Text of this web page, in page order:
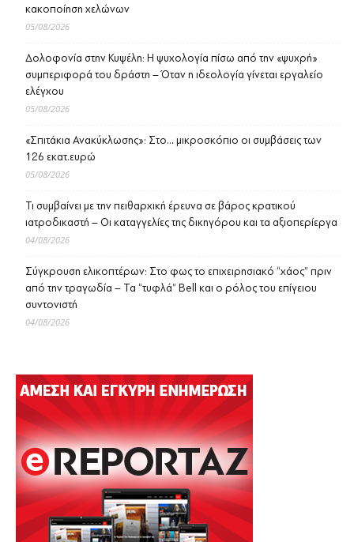
κακοποίηση χελώνων
05/08/2026
Δολοφονία στην Κυψέλη: Η ψυχολογία πίσω από την «ψυχρή»
συμπεριφορά του δράστη – Όταν η ιδεολογία γίνεται εργαλείο
ελέγχου
05/08/2026
«Σπιτάκια Ανακύκλωσης»: Στο… μικροσκόπιο οι συμβάσεις των
126 εκατ.ευρώ
05/08/2026
Τι συμβαίνει με την πειθαρχική έρευνα σε βάρος κρατικού
ιατροδικαστή – Οι καταγγελίες της δικηγόρου και τα αξιοπερίεργα
04/08/2026
Σύγκρουση ελικοπτέρων: Στο φως το επιχειρησιακό “χάος” πριν
από την τραγωδία – Τα “τυφλά” Bell και ο ρόλος του επίγειου
συντονιστή
04/08/2026